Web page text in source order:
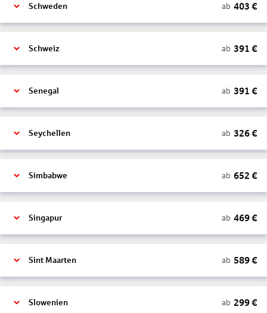
Schweden ab 403 €
Schweiz ab 391 €
Senegal ab 391 €
Seychellen ab 326€
Simbabwe ab 652 €
Singapur ab 469€
Sint Maarten ab 589€
Slowenien ab 299€